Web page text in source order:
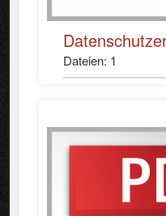
Dateien: 1